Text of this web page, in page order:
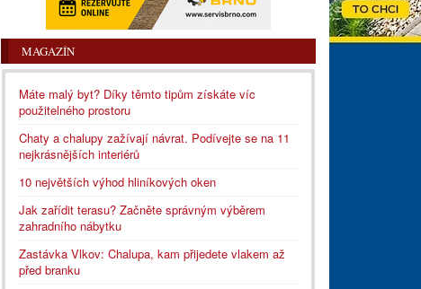
MAGAZÍN
Máte malý byt? Díky těmto tipům získáte víc
použitelného prostoru
Chaty a chalupy zažívají návrat. Podívejte se na 11
nejkrásnějších interiérů
10 největších výhod hliníkových oken
Jak zařídit terasu? Začněte správným výběrem
zahradního nábytku
Zastávka Vlkov: Chalupa, kam přijedete vlakem až
před branku